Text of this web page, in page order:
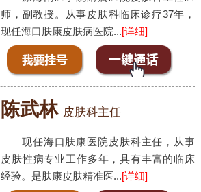
师，副教授。从事皮肤科临床诊疗37年，
现任海口肤康皮肤病医院...[详细]
陈武林 皮肤科主任
现任海口肤康医院皮肤科主任，从事
皮肤性病专业工作多年，具有丰富的临床
经验。是肤康皮肤精准医...[详细]